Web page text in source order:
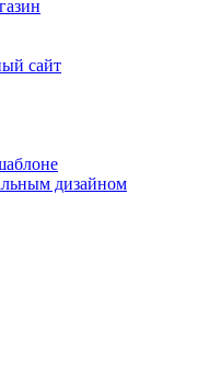
сайт
дизайном